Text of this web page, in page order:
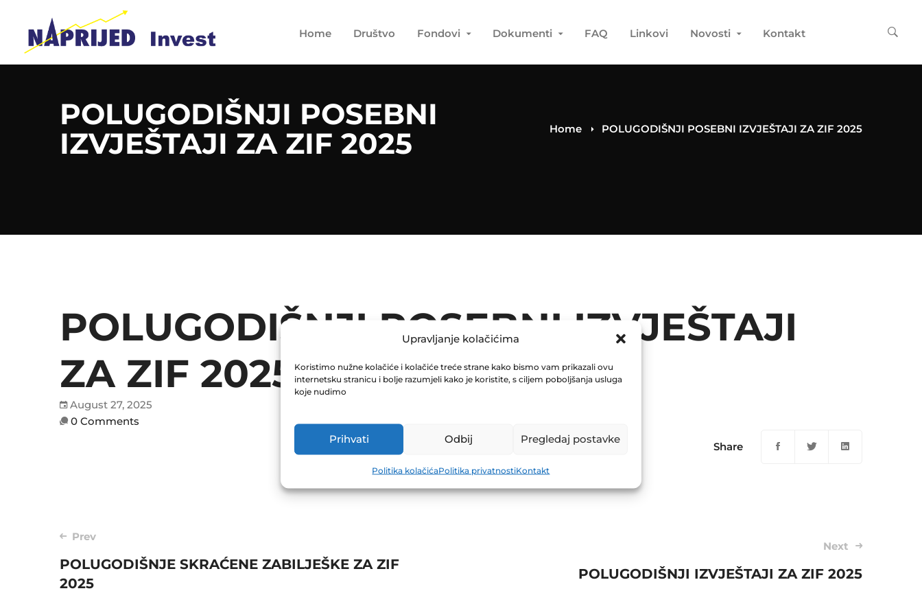
Upravljanje kolačićima
Koristimo nužne kolačiće i kolačiće treće strane kako bismo vam prikazali ovu
internetsku stranicu i bolje razumjeli kako je koristite, s ciljem poboljšanja usluga
koje nudimo
Prihvati Odbij Pregledaj postavke
Politika kolačićaPolitika privatnostiKontakt
Home Društvo Fondovi Dokumenti FAQ Linkovi Novosti Kontakt
POLUGODIŠNJI POSEBNI
IZVJEŠTAJI ZA ZIF 2025
Home POLUGODIŠNJI POSEBNI IZVJEŠTAJI ZA ZIF 2025
POLUGODIŠNJI POSEBNI IZVJEŠTAJI
ZA ZIF 2025
August 27, 2025
0 Comments
Share
Post
navigation
Prev
POLUGODIŠNJE SKRAĆENE ZABILJEŠKE ZA ZIF
2025
Next
POLUGODIŠNJI IZVJEŠTAJI ZA ZIF 2025